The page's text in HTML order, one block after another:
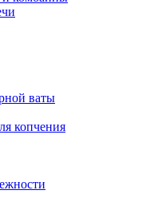
ваты
копчения